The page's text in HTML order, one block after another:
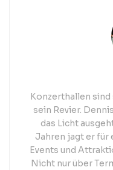
Konzerthallen
sein Revier.
das Licht
Jahren jagt er für
Events und
Nicht nur über